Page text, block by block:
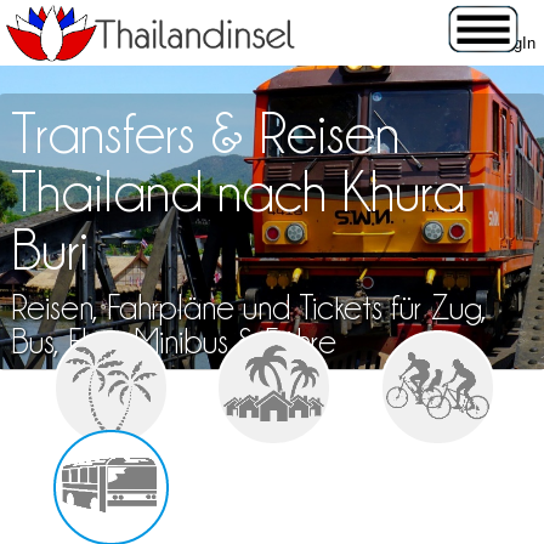
Transfers & Reisen
Thailand nach Khura
Buri
Reisen, Fahrpläne und Tickets für Zug,
Bus, Flug, Minibus & Fähre